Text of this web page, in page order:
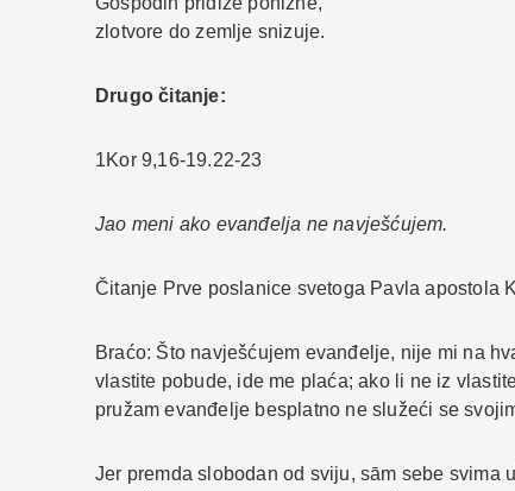
zlotvore do zemlje snizuje.
Drugo čitanje:
1Kor 9,16-19.22-23
Jao meni ako evanđelja ne navješćujem.
Čitanje Prve poslanice svetoga Pavla apostola
Braćo: Što navješćujem evanđelje, nije mi na
vlastite pobude, ide me plaća; ako li ne iz
pružam evanđelje besplatno ne služeći se
Jer premda slobodan od sviju, sām sebe svima